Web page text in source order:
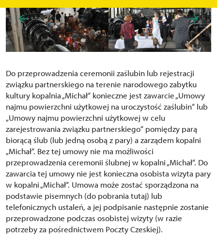
Do przeprowadzenia ceremonii zaślubin lub rejestracji
związku partnerskiego na terenie narodowego zabytku
kultury kopalnia „Michał“ konieczne jest zawarcie „Umowy
najmu powierzchni użytkowej na uroczystość zaślubin“ lub
„Umowy najmu powierzchni użytkowej w celu
zarejestrowania związku partnerskiego“ pomiędzy parą
biorącą ślub (lub jedną osobą z pary) a zarządem kopalni
„Michał“. Bez tej umowy nie ma możliwości
przeprowadzenia ceremonii ślubnej w kopalni „Michał“. Do
zawarcia tej umowy nie jest konieczna osobista wizyta pary
w kopalni „Michał“. Umowa może zostać sporządzona na
podstawie pisemnych (do pobrania tutaj) lub
telefonicznych ustaleń, a jej podpisanie następnie zostanie
przeprowadzone podczas osobistej wizyty (w razie
potrzeby za pośrednictwem Poczty Czeskiej).